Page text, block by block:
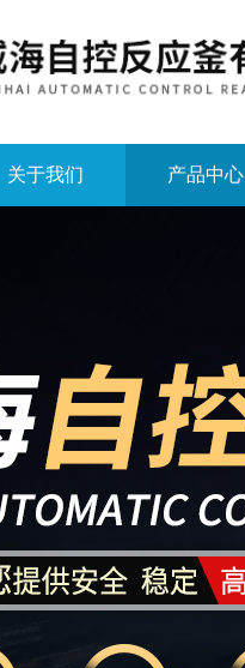
关于我们 产品中心